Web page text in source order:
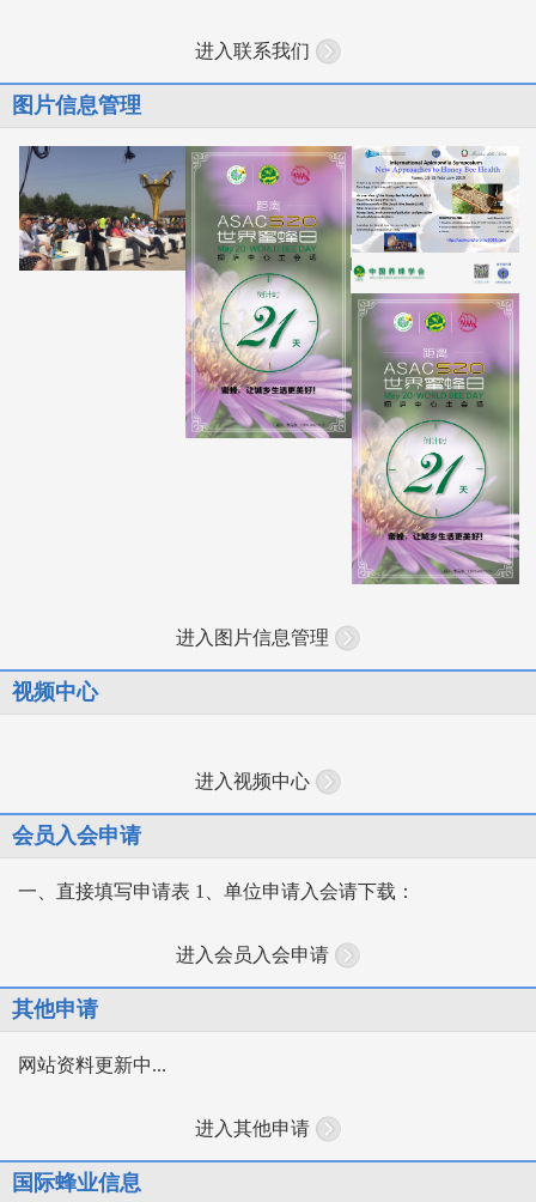
进入联系我们
图片信息管理
进入图片信息管理
视频中心
进入视频中心
会员入会申请
一、直接填写申请表 1、单位申请入会请下载：
进入会员入会申请
其他申请
网站资料更新中...
进入其他申请
国际蜂业信息